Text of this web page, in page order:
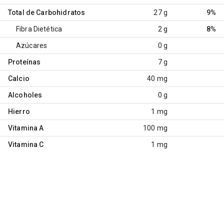
Total de Carbohidratos 27 g 9%
Fibra Dietética 2 g 8%
Azúcares 0 g
Proteínas 7 g
Calcio 40 mg
Alcoholes 0 g
Hierro 1 mg
Vitamina A 100 mg
Vitamina C 1 mg